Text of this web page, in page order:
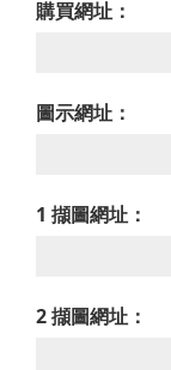
購買網址：
圖示網址：
1 擷圖網址：
2 擷圖網址：